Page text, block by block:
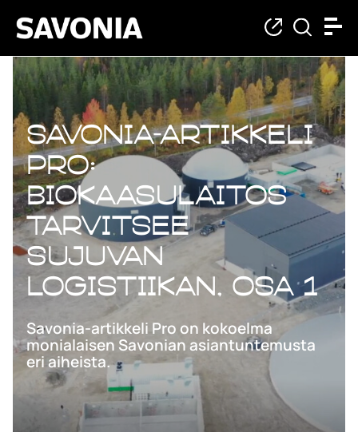
Savonia-artikkeli
Pro:
Biokaasulaitos
tarvitsee
sujuvan
logistiikan, osa 1
Savonia-artikkeli Pro on kokoelma
monialaisen Savonian asiantuntemusta
eri aiheista.